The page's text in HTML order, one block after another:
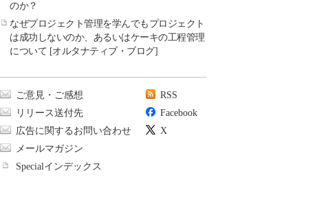
のか？
なぜプロジェクト管理を学んでもプロジェクト
は成功しないのか、あるいはケーキの工程管理
について [オルタナティブ・ブログ]
ご意見・ご感想
リリース送付先
広告に関するお問い合わせ
メールマガジン
Specialインデックス
RSS
Facebook
X